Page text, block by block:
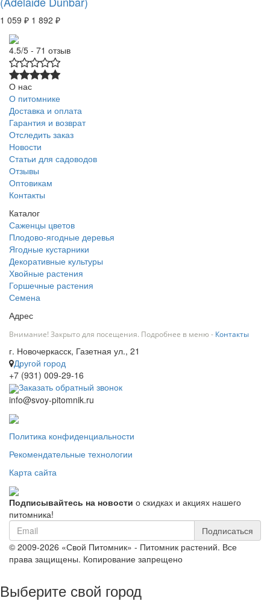
1 059 ₽ 1 892 ₽
4.5/5 - 71 отзыв
О нас
О питомнике
Доставка и оплата
Гарантия и возврат
Отследить заказ
Новости
Статьи для садоводов
Отзывы
Оптовикам
Контакты
Каталог
Саженцы цветов
Плодово-ягодные деревья
Ягодные кустарники
Декоративные культуры
Хвойные растения
Горшечные растения
Семена
Адрес
Внимание! Закрыто для посещения. Подробнее в меню - Контакты
г. Новочеркасск, Газетная ул., 21
Другой город
+7 (931) 009-29-16
Заказать обратный звонок
info@svoy-pitomnik.ru
Политика конфиденциальности
Рекомендательные технологии
Карта сайта
Подписывайтесь на новости о скидках и акциях нашего
питомника!
Подписаться
© 2009-2026 «Свой Питомник» - Питомник растений. Все
права защищены. Копирование запрещено
Выберите свой город